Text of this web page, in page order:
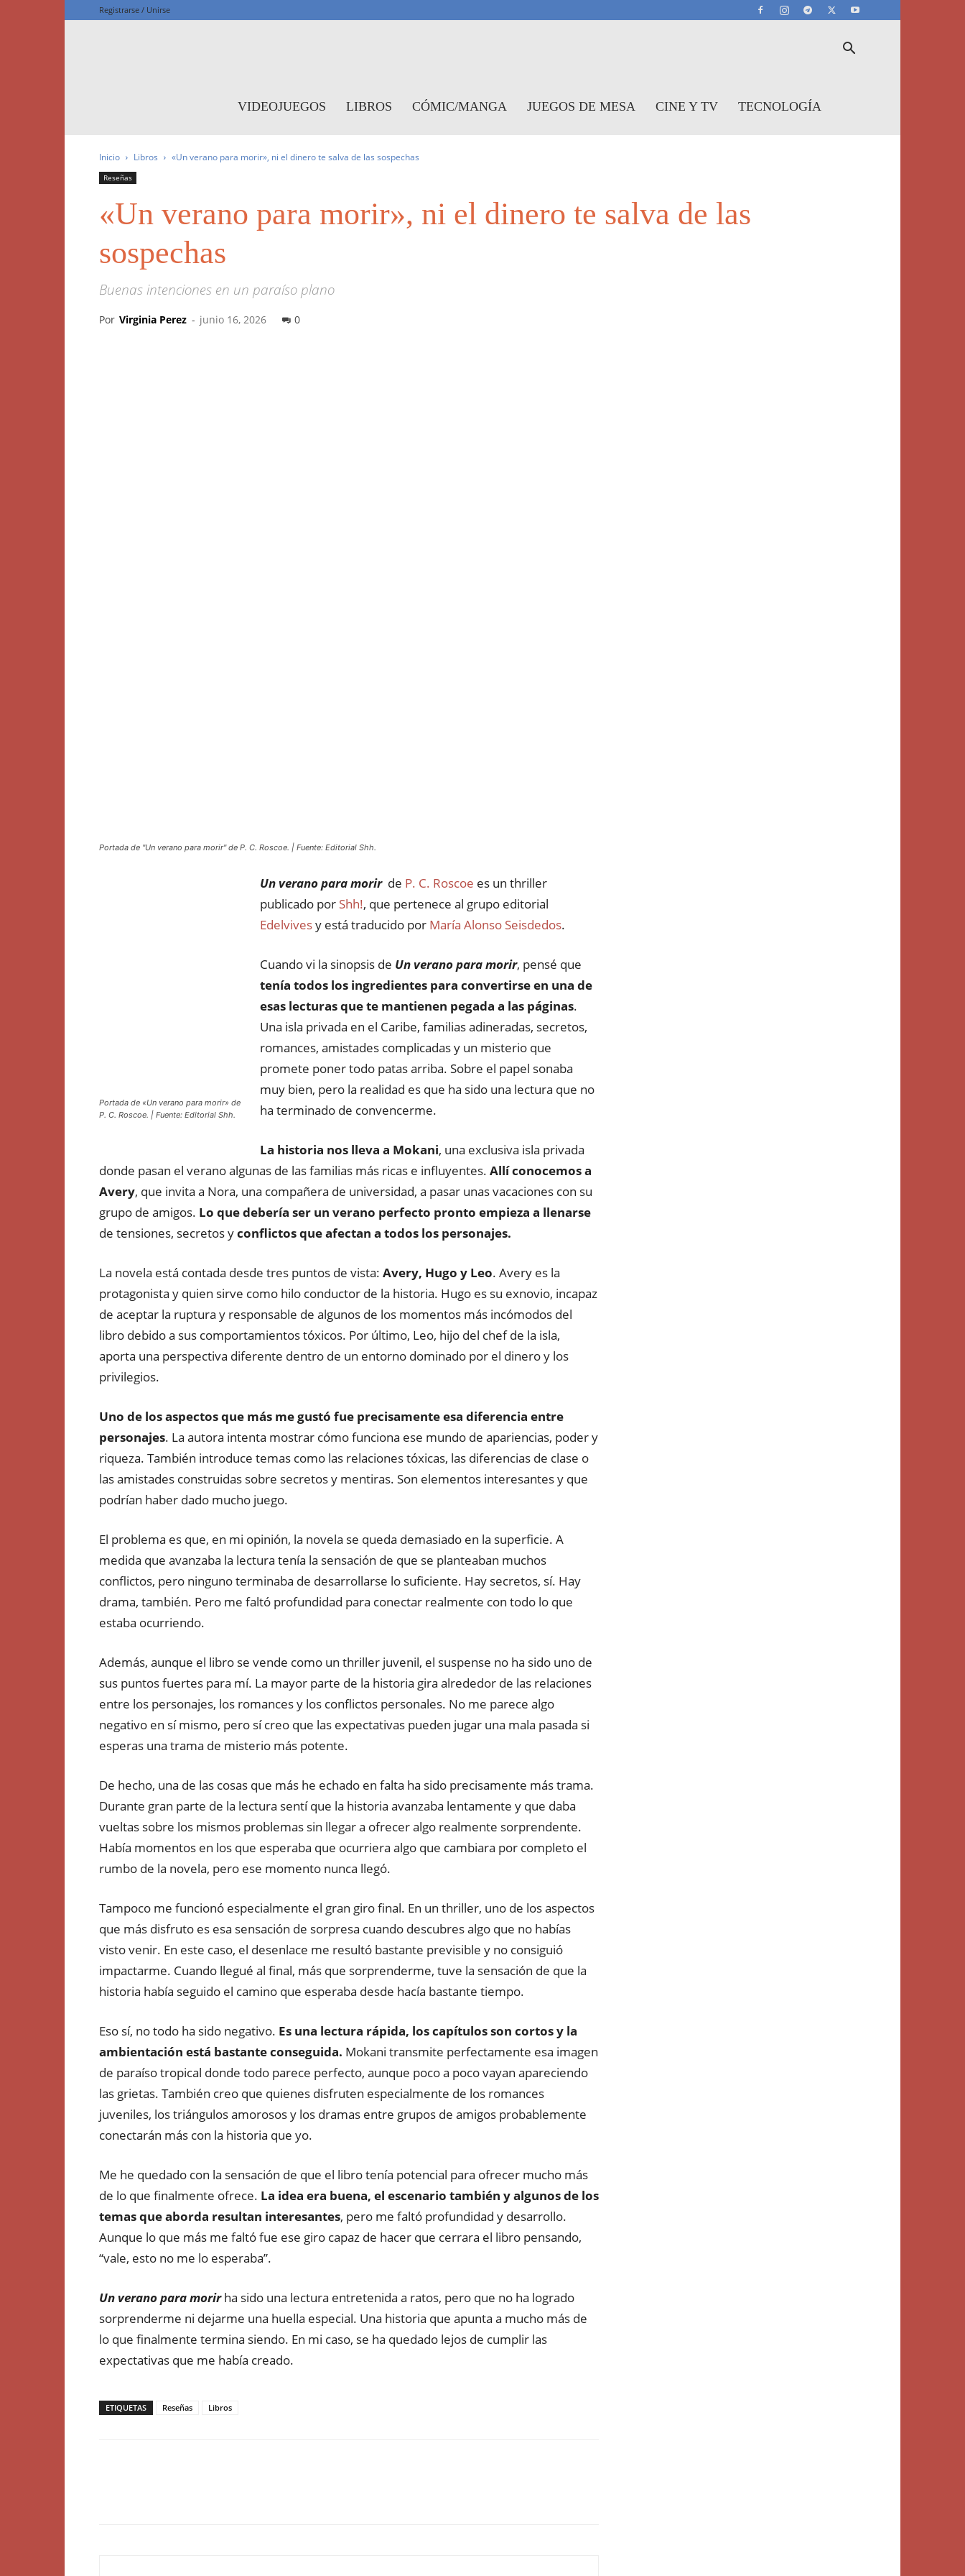
Registrarse / Unirse
VIDEOJUEGOS LIBROS CÓMIC/MANGA JUEGOS DE MESA CINE Y TV TECNOLOGÍA
Inicio Libros «Un verano para morir», ni el dinero te salva de las sospechas
Reseñas
«Un verano para morir», ni el dinero te salva de las
sospechas
Buenas intenciones en un paraíso plano
Por Virginia Perez - junio 16, 2026 0
Portada de "Un verano para morir" de P. C. Roscoe. | Fuente: Editorial Shh.
Portada de «Un verano para morir» de
P. C. Roscoe. | Fuente: Editorial Shh.
Un verano para morir de P. C. Roscoe es un thriller
publicado por Shh!, que pertenece al grupo editorial
Edelvivesy está traducido por María Alonso Seisdedos.
Cuando vi la sinopsis de Un verano para morir, pensé que
tenía todos los ingredientes para convertirse en una de
esas lecturas que te mantienen pegada a las páginas.
Una isla privada en el Caribe, familias adineradas, secretos,
romances, amistades complicadas y un misterio que
promete poner todo patas arriba. Sobre el papel sonaba
muy bien, pero la realidad es que ha sido una lectura que no
ha terminado de convencerme.
La historia nos lleva a Mokani, una exclusiva isla privada
donde pasan el verano algunas de las familias más ricas e influyentes. Allí conocemos a
Avery, que invita a Nora, una compañera de universidad, a pasar unas vacaciones con su
grupo de amigos. Lo que debería ser un verano perfecto pronto empieza a llenarse
de tensiones, secretos yconflictos que afectan a todos los personajes.
La novela está contada desde tres puntos de vista: Avery, Hugo y Leo. Avery es la
protagonista y quien sirve como hilo conductor de la historia. Hugo es su exnovio, incapaz
de aceptar la ruptura y responsable de algunos de los momentos más incómodos del
libro debido a sus comportamientos tóxicos. Por último, Leo, hijo del chef de la isla,
aporta una perspectiva diferente dentro de un entorno dominado por el dinero y los
privilegios.
Uno de los aspectos que más me gustó fue precisamente esa diferencia entre
personajes. La autora intenta mostrar cómo funciona ese mundo de apariencias, poder y
riqueza. También introduce temas como las relaciones tóxicas, las diferencias de clase o
las amistades construidas sobre secretos y mentiras. Son elementos interesantes y que
podrían haber dado mucho juego.
El problema es que, en mi opinión, la novela se queda demasiado en la superficie. A
medida que avanzaba la lectura tenía la sensación de que se planteaban muchos
conflictos, pero ninguno terminaba de desarrollarse lo suficiente. Hay secretos, sí. Hay
drama, también. Pero me faltó profundidad para conectar realmente con todo lo que
estaba ocurriendo.
Además, aunque el libro se vende como un thriller juvenil, el suspense no ha sido uno de
sus puntos fuertes para mí. La mayor parte de la historia gira alrededor de las relaciones
entre los personajes, los romances y los conflictos personales. No me parece algo
negativo en sí mismo, pero sí creo que las expectativas pueden jugar una mala pasada si
esperas una trama de misterio más potente.
De hecho, una de las cosas que más he echado en falta ha sido precisamente más trama.
Durante gran parte de la lectura sentí que la historia avanzaba lentamente y que daba
vueltas sobre los mismos problemas sin llegar a ofrecer algo realmente sorprendente.
Había momentos en los que esperaba que ocurriera algo que cambiara por completo el
rumbo de la novela, pero ese momento nunca llegó.
Tampoco me funcionó especialmente el gran giro final. En un thriller, uno de los aspectos
que más disfruto es esa sensación de sorpresa cuando descubres algo que no habías
visto venir. En este caso, el desenlace me resultó bastante previsible y no consiguió
impactarme. Cuando llegué al final, más que sorprenderme, tuve la sensación de que la
historia había seguido el camino que esperaba desde hacía bastante tiempo.
Eso sí, no todo ha sido negativo. Es una lectura rápida, los capítulos son cortos y la
ambientación está bastante conseguida. Mokani transmite perfectamente esa imagen
de paraíso tropical donde todo parece perfecto, aunque poco a poco vayan apareciendo
las grietas. También creo que quienes disfruten especialmente de los romances
juveniles, los triángulos amorosos y los dramas entre grupos de amigos probablemente
conectarán más con la historia que yo.
Me he quedado con la sensación de que el libro tenía potencial para ofrecer mucho más
de lo que finalmente ofrece. La idea era buena, el escenario también y algunos de los
temas que aborda resultan interesantes, pero me faltó profundidad y desarrollo.
Aunque lo que más me faltó fue ese giro capaz de hacer que cerrara el libro pensando,
“vale, esto no me lo esperaba”.
Un verano para morirha sido una lectura entretenida a ratos, pero que no ha logrado
sorprenderme ni dejarme una huella especial. Una historia que apunta a mucho más de
lo que finalmente termina siendo. En mi caso, se ha quedado lejos de cumplir las
expectativas que me había creado.
ETIQUETAS Reseñas Libros